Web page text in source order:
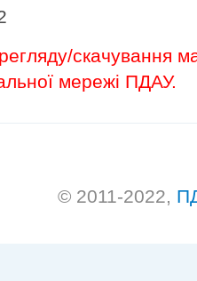
скачування
мережі ПДАУ.
© 2011-2022,